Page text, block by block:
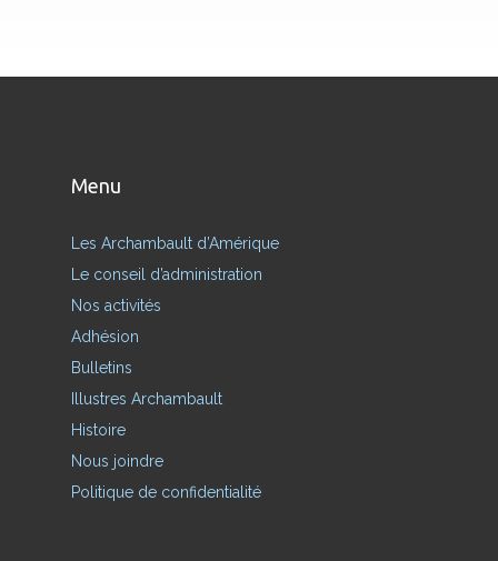
Menu
Les Archambault d’Amérique
Le conseil d’administration
Nos activités
Adhésion
Bulletins
Illustres Archambault
Histoire
Nous joindre
Politique de confidentialité